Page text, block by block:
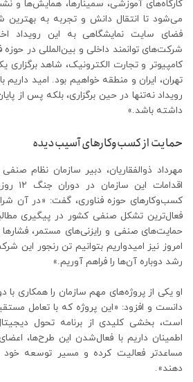
کارگاه‌های آموزشی، سمینارها، همایش‌ها و
می‌شود تا انتقال دانش و تجربه به بهترین
فضای سایت نمایشگاهی به این رویداد
شرکت‌های توانمند داخلی و بین‌المللی در حوزه
کامپیوتر و تجارت الکترونیک، شاهد برگزاری
تهران، ایران و منطقه خواهیم بود. امید داریم
رویداد نه‌تنها در حین برگزاری، بلکه پس از
داشته باشد.»
حمایت از کسب‌وکارهای آسیب‌دیده
مهرداد ذوالفقاریان، دبیر سازمان نظام صنفی
کسب‌وکارهای حوزه فناوری، گفت: «در آن
فعال‌ترین تشکل صنفی کشور در پیگیری
حمایت‌های صنفی و رایزنی‌های مستمر،
امروز نیز امیدواریم بتوانیم تن رنجور این
رشد دوباره آن‌ها را فراهم آوریم.»
او یکی از پروژه‌های مهم سازمان را همکاری
دانست و افزود: «این پروژه که با تعامل
است، بخشی کلیدی از برنامه تحول
اطمینان داریم با فعال‌شدن این طرح‌ها،
مساعدتر فعالیت کرده و مسیر توسعه خود
دهند».